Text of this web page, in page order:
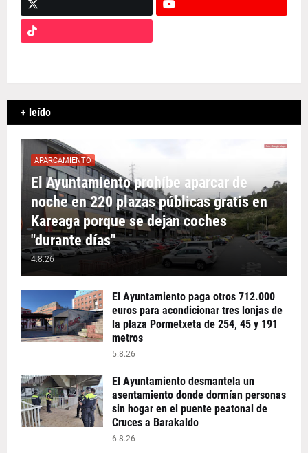
+ leído
APARCAMIENTO
El Ayuntamiento prohíbe aparcar de
noche en 220 plazas públicas gratis en
Kareaga porque se dejan coches
"durante días"
4.8.26
El Ayuntamiento paga otros 712.000
euros para acondicionar tres lonjas de
la plaza Pormetxeta de 254, 45 y 191
metros
5.8.26
El Ayuntamiento desmantela un
asentamiento donde dormían personas
sin hogar en el puente peatonal de
Cruces a Barakaldo
6.8.26